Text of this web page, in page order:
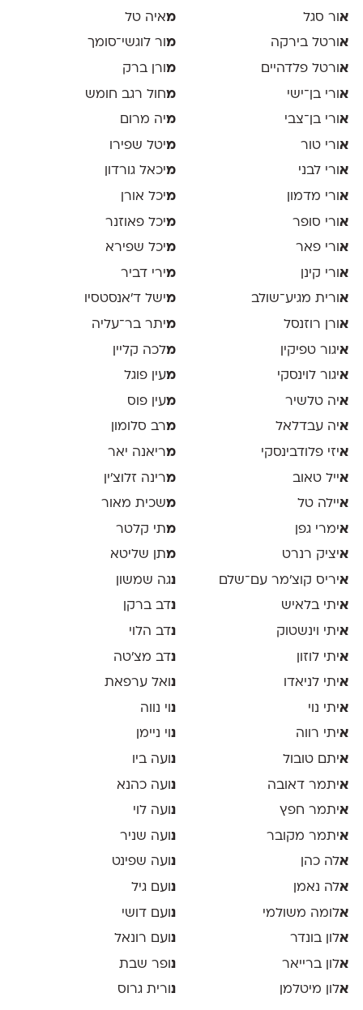
אור סגל
אורטל בירקה
אורטל פלדהיים
אורי בן־ישי
אורי בן־צבי
אורי טור
אורי לבני
אורי מדמון
אורי סופר
אורי פאר
אורי קינן
אורית מגיע־שולב
אורן רוזנסל
איגור טפיקין
איגור לוינסקי
איה טלשיר
איה עבדלאל
איזי פלודבינסקי
אייל טאוב
איילה טל
אימרי גפן
איציק רנרט
איריס קוצ׳מר עם־שלם
איתי בלאיש
איתי וינשטוק
איתי לוזון
איתי לניאדו
איתי נוי
איתי רווה
איתם טובול
איתמר דאובה
איתמר חפץ
איתמר מקובר
אלה כהן
אלה נאמן
אלומה משולמי
אלון בונדר
אלון ברייאר
אלון מיטלמן
מאיה טל
מור לוגשי־סומך
מ ורן ברק
מחול רגב חומש
מיה מרום
מיטל שפירו
מיכאל גורדון
מיכל אורן
מיכל פאוזנר
מיכל שפירא
מירי דביר
מישל ד׳אנסטסיו
מיתר בר־עליה
מלכה קליין
מעין פוגל
מעין פוס
מרב סלומון
מריאנה יאר
מרינה זלוצ׳ין
משכית מאור
מתי קלטר
מתן שליטא
נגה שמשון
נדב ברקן
נדב הלוי
נדב מצ׳טה
נואל ערפאת
נ וי נווה
נוי ניימן
נ ועה ביו
נ ועה כהנא
נועה לוי
נ ועה שניר
נועה שפינט
נ ועם גיל
נ ועם דושי
נועם רונאל
נ ופר שבת
נורית גרוס